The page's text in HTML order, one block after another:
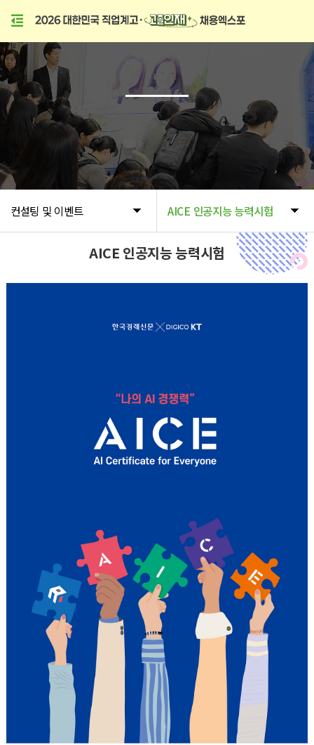
컨설팅 및 이벤트 AICE 인공지능 능력시험
AICE 인공지능 능력시험